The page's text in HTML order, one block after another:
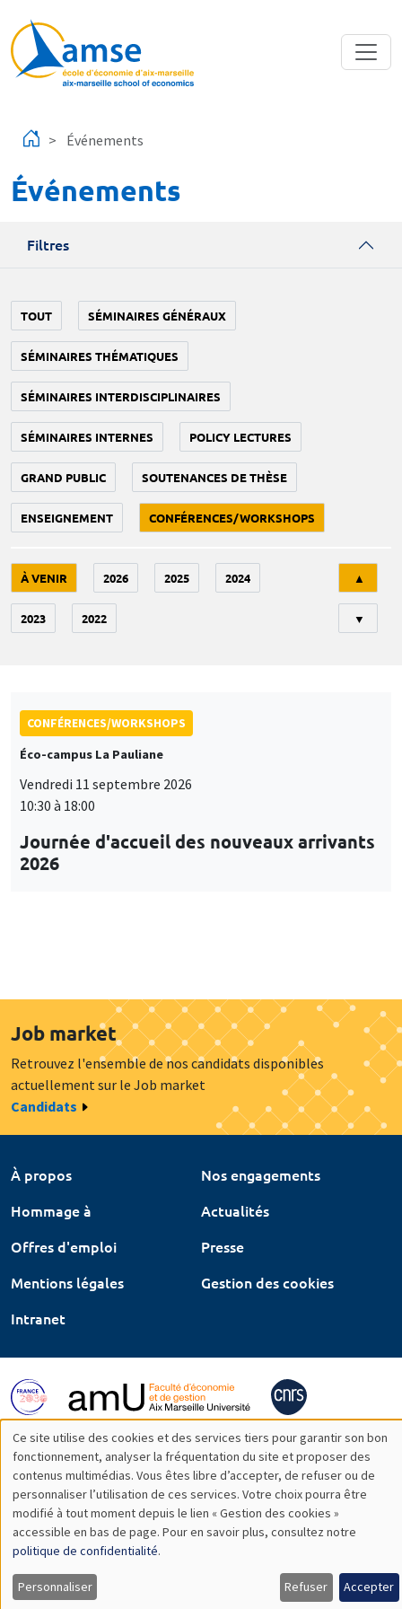
Événements
Événements
Filtres
TOUT SÉMINAIRES GÉNÉRAUX
SÉMINAIRES THÉMATIQUES
SÉMINAIRES INTERDISCIPLINAIRES
SÉMINAIRES INTERNES POLICY LECTURES
GRAND PUBLIC SOUTENANCES DE THÈSE
ENSEIGNEMENT CONFÉRENCES/WORKSHOPS
À VENIR 2026 2025 2024
2023 2022
▲
▼
CONFÉRENCES/WORKSHOPS
Éco-campus La Pauliane
Vendredi 11 septembre 2026
10:30 à 18:00
Journée d'accueil des nouveaux arrivants
2026
Job market
Retrouvez l'ensemble de nos candidats disponibles
actuellement sur le Job market
Candidats
À propos
Nos engagements
Hommage à
Actualités
Offres d'emploi
Presse
Mentions légales
Gestion des cookies
Intranet
Utilisation
des
données
personnelles
et
Ce site utilise des cookies et des services tiers pour garantir son bon
fonctionnement, analyser la fréquentation du site et proposer des
contenus multimédias. Vous êtes libre d’accepter, de refuser ou de
personnaliser l’utilisation de ces services. Votre choix pourra être
modifié à tout moment depuis le lien « Gestion des cookies »
accessible en bas de page. Pour en savoir plus, consultez notre
politique de confidentialité.
Personnaliser Refuser Accepter